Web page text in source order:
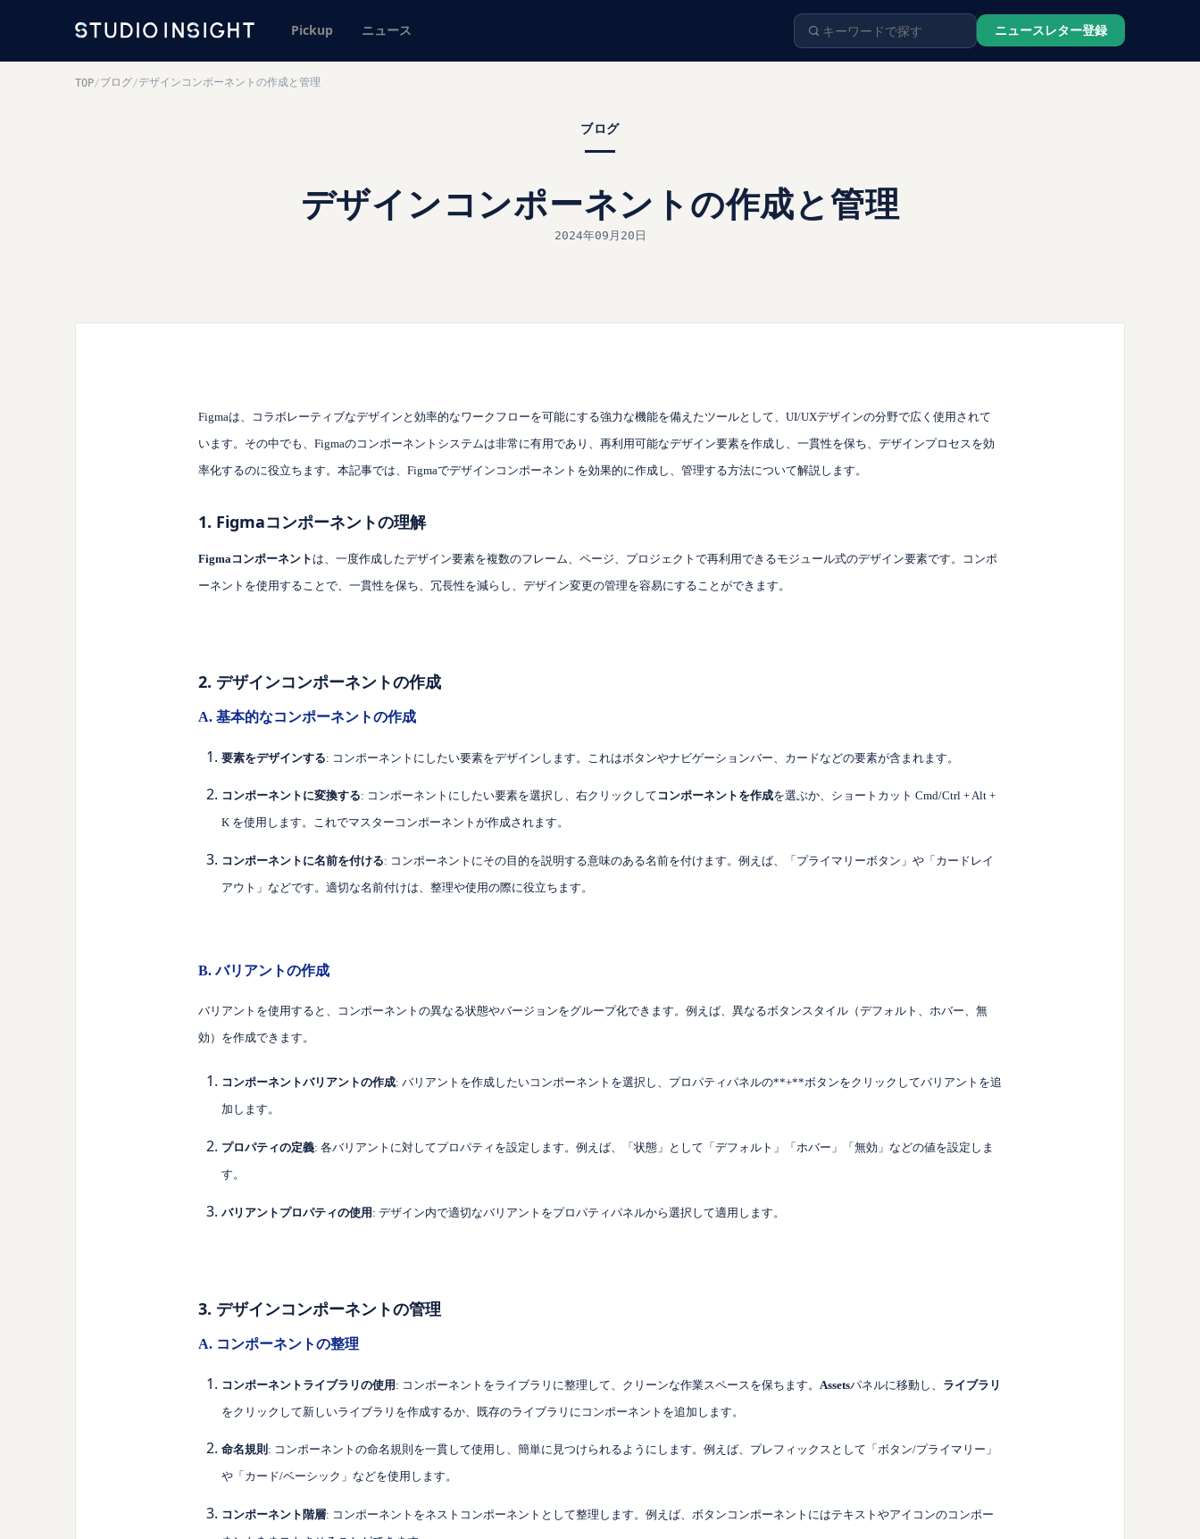
Pickup ニュース ニュースレター登録
TOP/ブログ/デザインコンポーネントの作成と管理
ブログ
デザインコンポーネントの作成と管理
2024年09月20日
Figmaは、コラボレーティブなデザインと効率的なワークフローを可能にする強力な機能を備えたツールとして、UI/UXデザインの分野で広く使用されて
います。その中でも、Figmaのコンポーネントシステムは非常に有用であり、再利用可能なデザイン要素を作成し、一貫性を保ち、デザインプロセスを効
率化するのに役立ちます。本記事では、Figmaでデザインコンポーネントを効果的に作成し、管理する方法について解説します。
1. Figmaコンポーネントの理解
Figmaコンポーネント は、一度作成したデザイン要素を複数のフレーム、ページ、プロジェクトで再利用できるモジュール式のデザイン要素です。コンポ
ーネントを使用することで、一貫性を保ち、冗長性を減らし、デザイン変更の管理を容易にすることができます。
2. デザインコンポーネントの作成
A. 基本的なコンポーネントの作成
要素をデザインする: コンポーネントにしたい要素をデザインします。これはボタンやナビゲーションバー、カードなどの要素が含まれます。
コンポーネントに変換する: コンポーネントにしたい要素を選択し、右クリックして コンポーネントを作成を選ぶか、ショートカット Cmd/Ctrl + Alt +
Kを使用します。これでマスターコンポーネントが作成されます。
コンポーネントに名前を付ける: コンポーネントにその目的を説明する意味のある名前を付けます。例えば、「プライマリーボタン」や「カードレイ
アウト」などです。適切な名前付けは、整理や使用の際に役立ちます。
B. バリアントの作成
バリアントを使用すると、コンポーネントの異なる状態やバージョンをグループ化できます。例えば、異なるボタンスタイル（デフォルト、ホバー、無
効）を作成できます。
コンポーネントバリアントの作成: バリアントを作成したいコンポーネントを選択し、プロパティパネルの**+**ボタンをクリックしてバリアントを追
加します。
プロパティの定義: 各バリアントに対してプロパティを設定します。例えば、「状態」として「デフォルト」「ホバー」「無効」などの値を設定しま
す。
バリアントプロパティの使用 : デザイン内で適切なバリアントをプロパティパネルから選択して適用します。
3. デザインコンポーネントの管理
A. コンポーネントの整理
コンポーネントライブラリの使用: コンポーネントをライブラリに整理して、クリーンな作業スペースを保ちます。 Assetsパネルに移動し、 ライブラリ
をクリックして新しいライブラリを作成するか、既存のライブラリにコンポーネントを追加します。
命名規則 : コンポーネントの命名規則を一貫して使用し、簡単に見つけられるようにします。例えば、プレフィックスとして「ボタン/プライマリー」
や「カード/ベーシック」などを使用します。
コンポーネント階層: コンポーネントをネストコンポーネントとして整理します。例えば、ボタンコンポーネントにはテキストやアイコンのコンポー